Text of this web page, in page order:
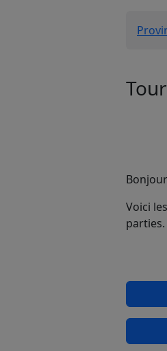
Bonjour
Voici
parties.